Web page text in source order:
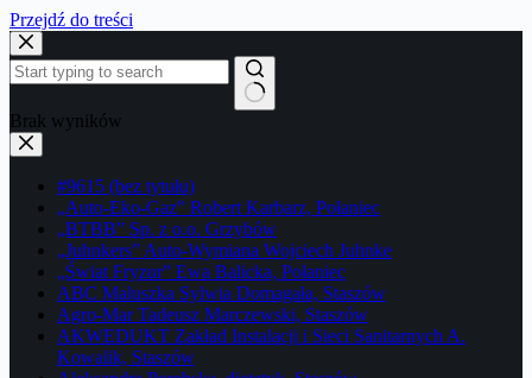
Przejdź do treści
Brak wyników
#9615 (bez tytułu)
„Auto-Eko-Gaz” Robert Karbarz, Połaniec
„BTBB” Sp. z o.o. Grzybów
„Juhnkers” Auto-Wymiana Wojciech Juhnke
„Świat Fryzur” Ewa Balicka, Połaniec
ABC Maluszka Sylwia Domagała, Staszów
Agro-Mar Tadeusz Marczewski, Staszów
AKWEDUKT Zakład Instalacji i Sieci Sanitarnych A.
Kowalik, Staszów